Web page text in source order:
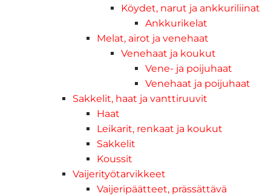
Köydet, narut ja ankkuriliinat
Ankkurikelat
Melat, airot ja venehaat
Venehaat ja koukut
Vene- ja poijuhaat
Venehaat ja poijuhaat
Sakkelit, haat ja vanttiruuvit
Haat
Leikarit, renkaat ja koukut
Sakkelit
Koussit
Vaijerityötarvikkeet
Vaijeripäätteet, prässättävä